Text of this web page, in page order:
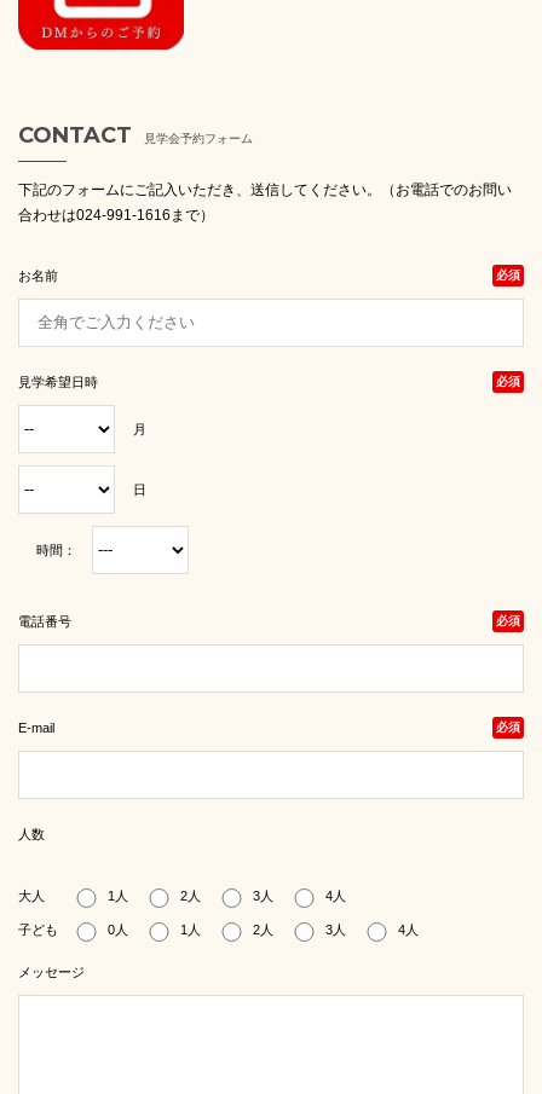
CONTACT 見学会予約フォーム
下記のフォームにご記入いただき、送信してください。（お電話でのお問い
合わせは024-991-1616まで）
お名前 必須
見学希望日時 必須
月
日
時間：
電話番号 必須
E-mail 必須
人数
大人 1人 2人 3人 4人
子ども 0人 1人 2人 3人 4人
メッセージ